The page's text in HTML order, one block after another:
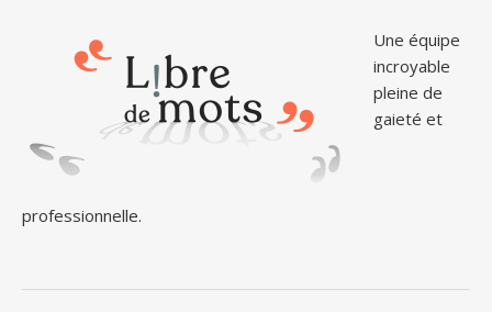
Une équipe
incroyable
pleine de
gaieté et
professionnelle.